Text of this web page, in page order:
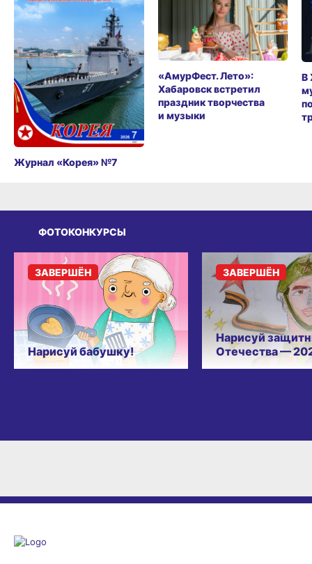
Журнал «Корея» №7
«АмурФест. Лето»:
Хабаровск встретил
праздник творчества
и музыки
В
ФОТОКОНКУРСЫ
Нарисуй бабушку!
ЗАВЕРШЁН
Нарисуй
Отечества —
ЗАВЕРШЁН